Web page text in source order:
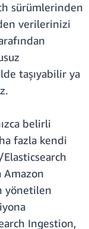
sürümlerinden
verilerinizi
taşıyabilir ya
belirli
fazla kendi
Amazon
yönetilen
Ingestion,